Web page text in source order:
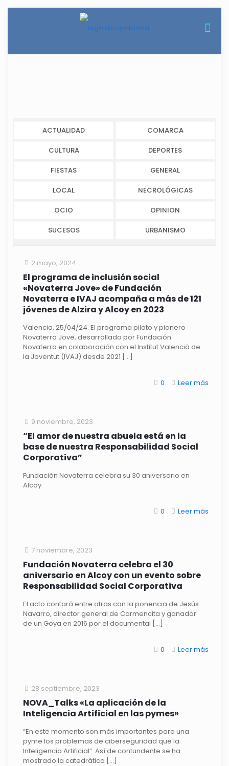
ACTUALIDAD COMARCA
CULTURA DEPORTES
FIESTAS GENERAL
LOCAL NECROLÓGICAS
OCIO OPINION
SUCESOS URBANISMO
2 mayo, 2024
El programa de inclusión social
«Novaterra Jove» de Fundación
Novaterra e IVAJ acompaña a más de 121
jóvenes de Alzira y Alcoy en 2023
Valencia, 25/04/24. El programa piloto y pionero
Novaterra Jove, desarrollado por Fundación
Novaterra en colaboración con el Institut Valencià de
la Joventut (IVAJ) desde 2021 […]
0 Leer más
9 noviembre, 2023
“El amor de nuestra abuela está en la
base de nuestra Responsabilidad Social
Corporativa”
Fundación Novaterra celebra su 30 aniversario en
Alcoy
0 Leer más
7 noviembre, 2023
Fundación Novaterra celebra el 30
aniversario en Alcoy con un evento sobre
Responsabilidad Social Corporativa
El acto contará entre otras con la ponencia de Jesús
Navarro, director general de Carmencita y ganador
de un Goya en 2016 por el documental […]
0 Leer más
28 septiembre, 2023
NOVA_Talks «La aplicación de la
Inteligencia Artificial en las pymes»
“En este momento son más importantes para una
pyme los problemas de ciberseguridad que la
Inteligencia Artificial” Así de contundente se ha
mostrado la catedrática […]